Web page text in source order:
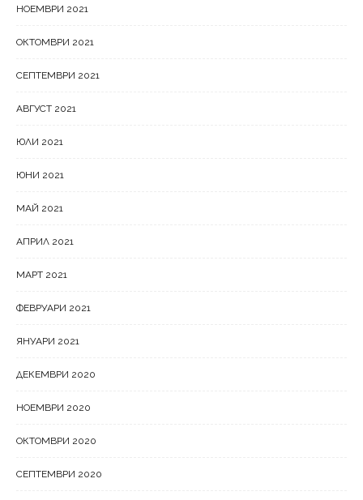
НОЕМВРИ 2021
ОКТОМВРИ 2021
СЕПТЕМВРИ 2021
АВГУСТ 2021
ЮЛИ 2021
ЮНИ 2021
МАЙ 2021
АПРИЛ 2021
МАРТ 2021
ФЕВРУАРИ 2021
ЯНУАРИ 2021
ДЕКЕМВРИ 2020
НОЕМВРИ 2020
ОКТОМВРИ 2020
СЕПТЕМВРИ 2020